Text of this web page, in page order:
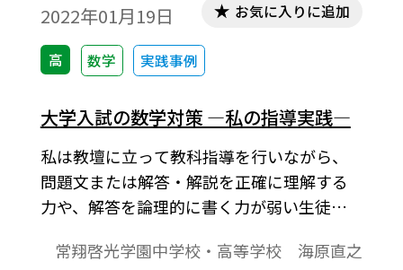
2022年01月19日
高 数学 実践事例
お気に入りに追加
大学入試の数学対策 ―私の指導実践―
私は教壇に立って教科指導を行いながら、
問題文または解答・解説を正確に理解する
力や、解答を論理的に書く力が弱い生徒が
こうした状況を自ら克服するには、指導者
常翔啓光学園中学校・高等学校 海原直之